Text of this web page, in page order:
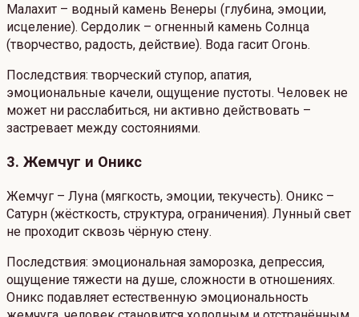
Малахит – водный камень Венеры (глубина, эмоции,
исцеление). Сердолик – огненный камень Солнца
(творчество, радость, действие). Вода гасит Огонь.
Последствия: творческий ступор, апатия,
эмоциональные качели, ощущение пустоты. Человек не
может ни расслабиться, ни активно действовать –
застревает между состояниями.
3. Жемчуг и Оникс
Жемчуг – Луна (мягкость, эмоции, текучесть). Оникс –
Сатурн (жёсткость, структура, ограничения). Лунный свет
не проходит сквозь чёрную стену.
Последствия: эмоциональная заморозка, депрессия,
ощущение тяжести на душе, сложности в отношениях.
Оникс подавляет естественную эмоциональность